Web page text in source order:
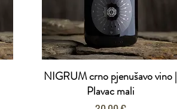
NIGRUM crno pjenušavo vino |
Plavac mali